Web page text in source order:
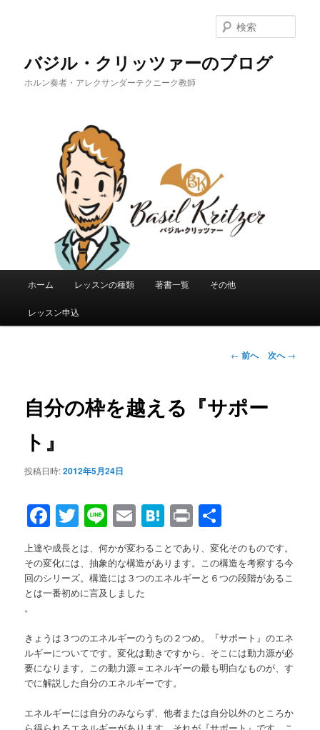
バジル・クリッツァーのブログ
ホルン奏者・アレクサンダーテクニーク教師
索
メ
ホーム レッスンの種類 著書一覧 その他
レッスン申込
投
ビ
ゲ
← 前へ 次へ→
自分の枠を越える『サポー
ト』
投稿日時:2012年5月24日
Facebook
Twitter
LineEmailHatena
Print
有
上達や成長とは、何かが変わることであり、変化そのものです。
その変化には、抽象的な構造があります。この構造を考察する今
回のシリーズ。構造には３つのエネルギーと６つの段階があるこ
とは一番初めに言及しました
。
きょうは３つのエネルギーのうちの２つめ。『サポート』のエネ
ルギーについてです。変化は動きですから、そこには動力源が必
要になります。この動力源＝エネルギーの最も明白なものが、す
でに解説した自分のエネルギーです。
エネルギーには自分のみならず、他者または自分以外のところか